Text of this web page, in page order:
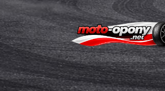
Przejdź
do
nawigacji
Przejdź
do
treści